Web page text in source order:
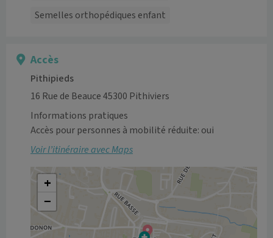
Semelles orthopédiques enfant
Accès
Pithipieds
16 Rue de Beauce 45300 Pithiviers
Informations pratiques
Accès pour personnes à mobilité réduite: oui
Voir l’itinéraire avec Maps
+
−